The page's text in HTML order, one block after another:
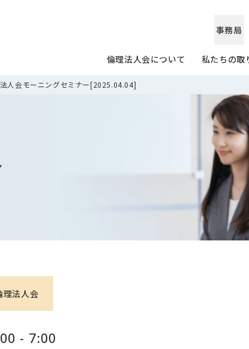
事務局
倫理法人会について 私たちの取
人会モーニングセミナー[2025.04.04]
理法人会
- 7:00